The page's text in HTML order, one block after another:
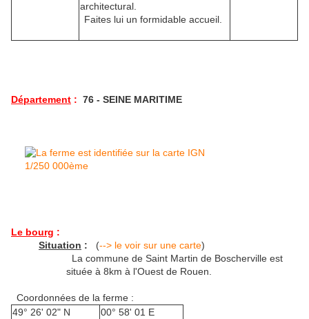
architectural.
Faites lui un formidable accueil.
Département : 76 - SEINE MARITIME
Le bourg :
Situation : (--> le voir sur une carte)
La commune de Saint Martin de Boscherville est
située à 8km à l'Ouest de Rouen.
Coordonnées de la ferme :
49° 26' 02" N
00° 58' 01 E